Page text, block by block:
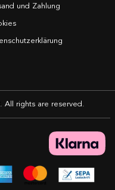
und Zahlung
All rights are reserved.